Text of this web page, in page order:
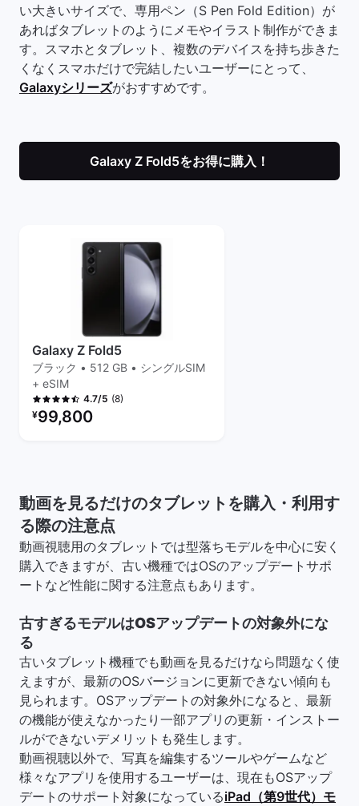
い大きいサイズで、専用ペン（S Pen Fold Edition）が
あればタブレットのようにメモやイラスト制作ができま
す。スマホとタブレット、複数のデバイスを持ち歩きた
くなくスマホだけで完結したいユーザーにとって、
Galaxyシリーズがおすすめです。
Galaxy Z Fold5をお得に購入！
Galaxy Z Fold5
ブラック • 512 GB • シングルSIM
+ eSIM
4.7/5 (8)
リファービッシュ品の価格：
¥99,800
動画を見るだけのタブレットを購入・利用す
る際の注意点
動画視聴用のタブレットでは型落ちモデルを中心に安く
購入できますが、古い機種ではOSのアップデートサポ
ートなど性能に関する注意点もあります。
古すぎるモデルはOSアップデートの対象外にな
る
古いタブレット機種でも動画を見るだけなら問題なく使
えますが、最新のOSバージョンに更新できない傾向も
見られます。OSアップデートの対象外になると、最新
の機能が使えなかったり一部アプリの更新・インストー
ルができないデメリットも発生します。
動画視聴以外で、写真を編集するツールやゲームなど
様々なアプリを使用するユーザーは、現在もOSアップ
デートのサポート対象になっているiPad（第9世代）モ